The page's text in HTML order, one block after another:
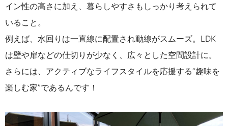
イン性の高さに加え、暮らしやすさもしっかり考えられて
いること。
例えば、水回りは一直線に配置され動線がスムーズ。LDK
は壁や扉などの仕切りが少なく、広々とした空間設計に。
さらには、アクティブなライフスタイルを応援する“趣味を
楽しむ家”であるんです！